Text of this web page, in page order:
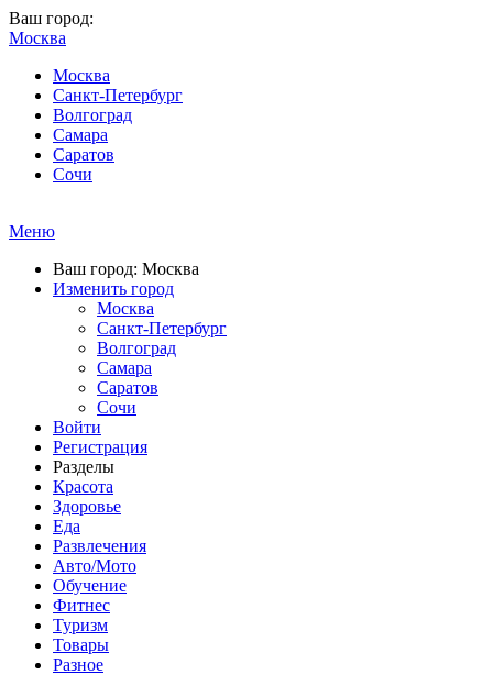
Ваш город:
Москва
Москва
Санкт-Петербург
Волгоград
Самара
Саратов
Сочи
Меню
Ваш город: Москва
Изменить город
Москва
Санкт-Петербург
Волгоград
Самара
Саратов
Сочи
Войти
Регистрация
Разделы
Красота
Здоровье
Еда
Развлечения
Авто/Мото
Обучение
Фитнес
Туризм
Товары
Разное